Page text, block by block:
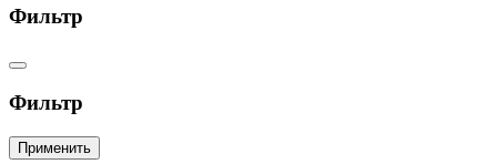
Фильтр
Фильтр
Применить